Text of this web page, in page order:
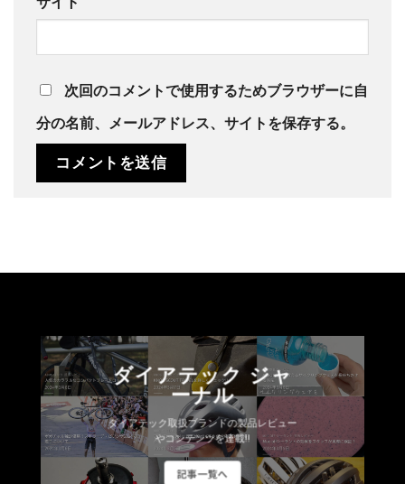
次回のコメントで使用するためブラウザーに自
分の名前、メールアドレス、サイトを保存する。
ダイアテック ジャ
ーナル
ダイアテック取扱ブランドの製品レビュー
やコンテンツを連載!!
記事一覧へ